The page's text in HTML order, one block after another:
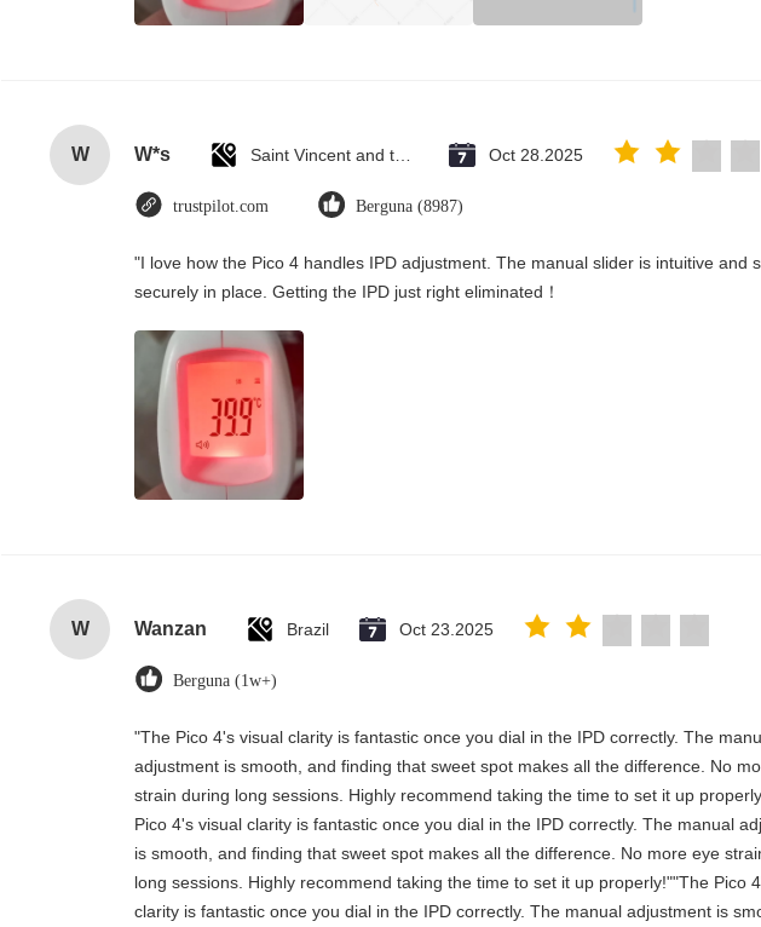
W W*s Oct 28.2025
trustpilot.com Berguna (8987)
"I love how the Pico 4 handles IPD adjustment. The manual slider is intuitive and
securely in place. Getting the IPD just right eliminated！
W Wanzan Brazil Oct 23.2025
Berguna (1w+)
"The Pico 4's visual clarity is fantastic once you dial in the IPD correctly. The
adjustment is smooth, and finding that sweet spot makes all the difference. No
strain during long sessions. Highly recommend taking the time to set it up
Pico 4's visual clarity is fantastic once you dial in the IPD correctly. The manual
is smooth, and finding that sweet spot makes all the difference. No more eye
long sessions. Highly recommend taking the time to set it up properly!""The Pico
clarity is fantastic once you dial in the IPD correctly. The manual adjustment is